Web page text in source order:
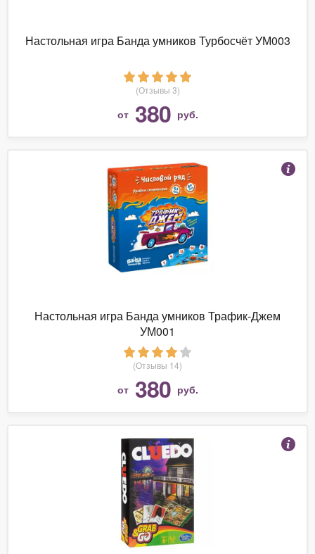
Настольная игра Банда умников Турбосчёт УМ003
(Отзывы 3)
от 380 руб.
Настольная игра Банда умников Трафик-Джем
УМ001
(Отзывы 14)
от 380 руб.